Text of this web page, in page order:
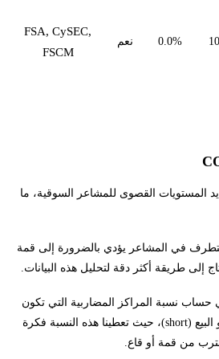
0.0% نعم
FSA, CySEC,
FSCM
المستويات القصوى للمشاعر السوقية، ما
في المشاعر يؤدي بالضرورة إلى قمة
إلى طريقة أكثر دقة لتحليل هذه البيانات.
نسبة المراكز المضاربية التي تكون
في وضعية الشراء (long) أو البيع (short)، حيث تعطينا هذه النسبة فكرة
من قمة أو قاع.